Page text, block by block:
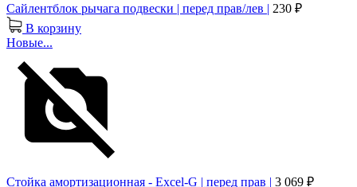
Сайлентблок рычага подвески | перед прав/лев | 230 ₽
В корзину
Новые...
Стойка амортизационная - Excel-G | перед прав | 3 069 ₽